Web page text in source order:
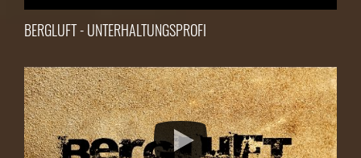
BERGLUFT - UNTERHALTUNGSPROFI